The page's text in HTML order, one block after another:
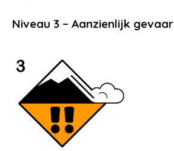
Niveau 3 – Aanzienlijk gevaar